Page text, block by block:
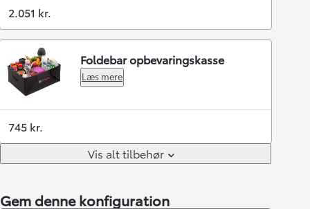
2.051 kr.
Foldebar opbevaringskasse
Læs mere
745 kr.
Vis alt tilbehør
Gem denne konfiguration